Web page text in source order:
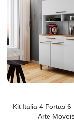
Kit Italia 4 Portas 6
Arte Moveis